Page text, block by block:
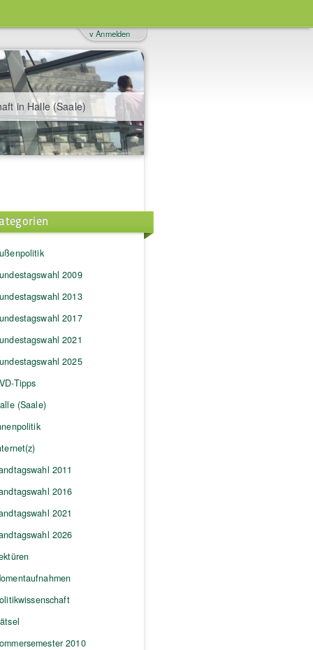
in Halle (Saale)
v Anmelden
2009
2013
2017
2021
2025
Tipps
(Saale)
2011
2016
2021
2026
2010